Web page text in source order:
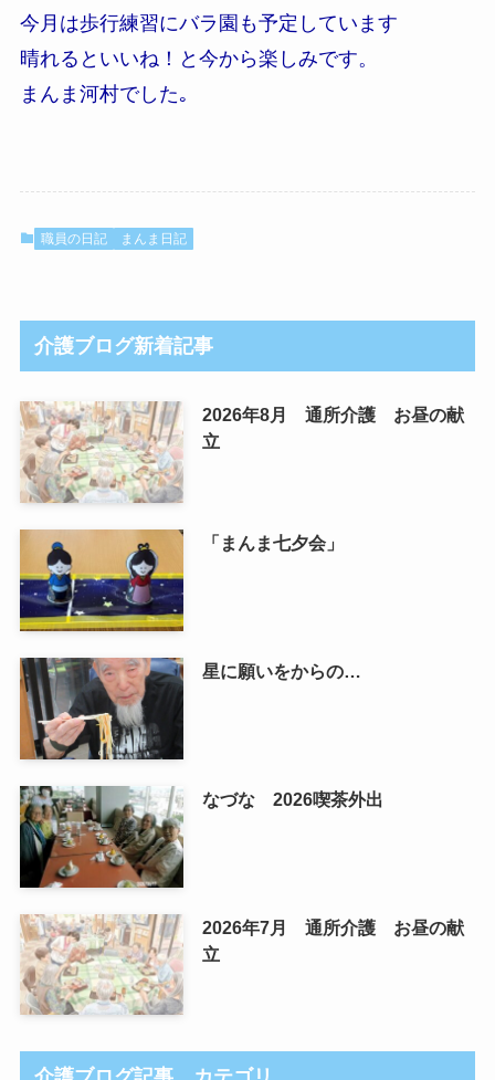
今月は歩行練習にバラ園も予定しています
晴れるといいね！と今から楽しみです。
まんま河村でした｡
職員の日記 まんま日記
介護ブログ新着記事
2026年8月 通所介護 お昼の献
立
「まんま七夕会」
星に願いをからの…
なづな 2026喫茶外出
2026年7月 通所介護 お昼の献
立